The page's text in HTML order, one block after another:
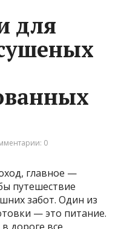
для
0
главное —
путешествие
забот. Один из
— это питание.